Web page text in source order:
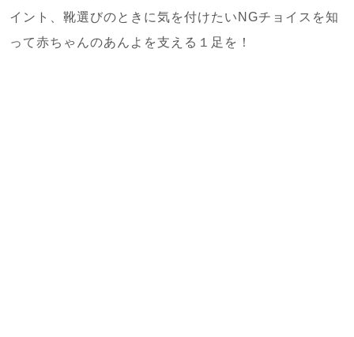
イント、靴選びのときに気を付けたいNGチョイスを知
って赤ちゃんのあんよを支える１足を！